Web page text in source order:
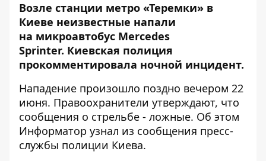
Возле станции метро «Теремки» в
Киеве неизвестные напали
на микроавтобус Mercedes
Sprinter. Киевская полиция
прокомментировала ночной инцидент.
Нападение произошло поздно вечером 22
июня. Правоохранители утверждают, что
сообщения о стрельбе - ложные. Об этом
Информатор узнал из сообщения пресс-
службы полиции Киева.